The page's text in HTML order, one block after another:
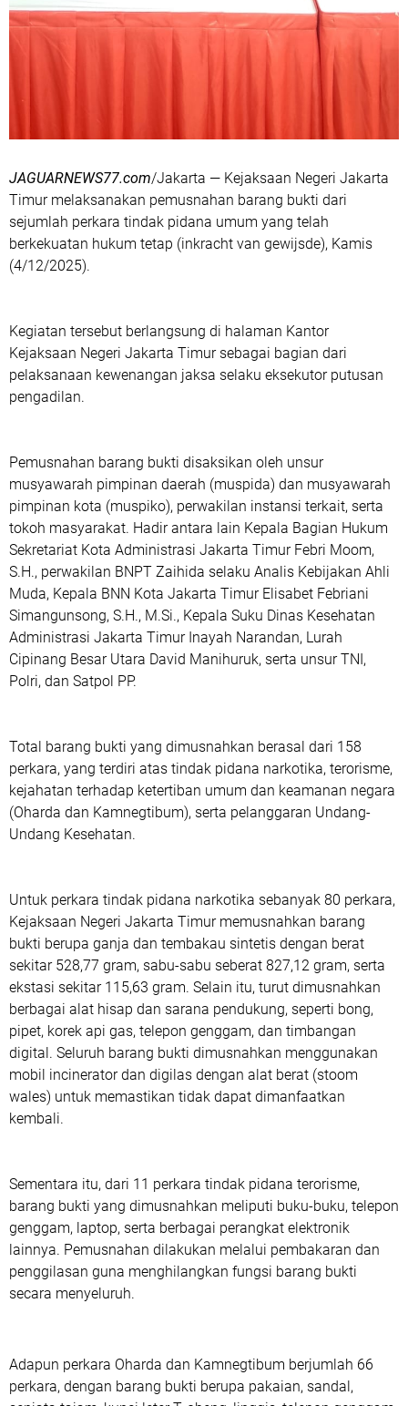
‎JAGUARNEWS77.com/Jakarta — Kejaksaan Negeri Jakarta
Timur melaksanakan pemusnahan barang bukti dari
sejumlah perkara tindak pidana umum yang telah
berkekuatan hukum tetap (inkracht van gewijsde), Kamis
(4/12/2025).
‎Kegiatan tersebut berlangsung di halaman Kantor
Kejaksaan Negeri Jakarta Timur sebagai bagian dari
pelaksanaan kewenangan jaksa selaku eksekutor putusan
pengadilan.
‎Pemusnahan barang bukti disaksikan oleh unsur
musyawarah pimpinan daerah (muspida) dan musyawarah
pimpinan kota (muspiko), perwakilan instansi terkait, serta
tokoh masyarakat. Hadir antara lain Kepala Bagian Hukum
Sekretariat Kota Administrasi Jakarta Timur Febri Moom,
S.H., perwakilan BNPT Zaihida selaku Analis Kebijakan Ahli
Muda, Kepala BNN Kota Jakarta Timur Elisabet Febriani
Simangunsong, S.H., M.Si., Kepala Suku Dinas Kesehatan
Administrasi Jakarta Timur Inayah Narandan, Lurah
Cipinang Besar Utara David Manihuruk, serta unsur TNI,
Polri, dan Satpol PP.
‎Total barang bukti yang dimusnahkan berasal dari 158
perkara, yang terdiri atas tindak pidana narkotika, terorisme,
kejahatan terhadap ketertiban umum dan keamanan negara
(Oharda dan Kamnegtibum), serta pelanggaran Undang-
Undang Kesehatan.
‎Untuk perkara tindak pidana narkotika sebanyak 80 perkara,
Kejaksaan Negeri Jakarta Timur memusnahkan barang
bukti berupa ganja dan tembakau sintetis dengan berat
sekitar 528,77 gram, sabu-sabu seberat 827,12 gram, serta
ekstasi sekitar 115,63 gram. Selain itu, turut dimusnahkan
berbagai alat hisap dan sarana pendukung, seperti bong,
pipet, korek api gas, telepon genggam, dan timbangan
digital. Seluruh barang bukti dimusnahkan menggunakan
mobil incinerator dan digilas dengan alat berat (stoom
wales) untuk memastikan tidak dapat dimanfaatkan
kembali.
‎Sementara itu, dari 11 perkara tindak pidana terorisme,
barang bukti yang dimusnahkan meliputi buku-buku, telepon
genggam, laptop, serta berbagai perangkat elektronik
lainnya. Pemusnahan dilakukan melalui pembakaran dan
penggilasan guna menghilangkan fungsi barang bukti
secara menyeluruh.
‎Adapun perkara Oharda dan Kamnegtibum berjumlah 66
perkara, dengan barang bukti berupa pakaian, sandal,